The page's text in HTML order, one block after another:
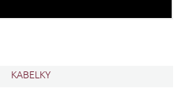
KABELKY